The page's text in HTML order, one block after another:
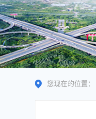
您现在的位置：